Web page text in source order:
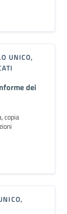
UNICO,
dei
copia